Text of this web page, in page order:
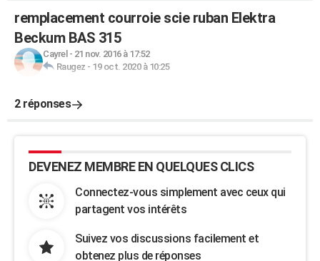
remplacement courroie scie ruban Elektra
Beckum BAS 315
Cayrel - 21 nov. 2016 à 17:52
Raugez - 19 oct. 2020 à 10:25
2 réponses
DEVENEZ MEMBRE EN QUELQUES CLICS
Connectez-vous simplement avec ceux qui
partagent vos intérêts
Suivez vos discussions facilement et
obtenez plus de réponses